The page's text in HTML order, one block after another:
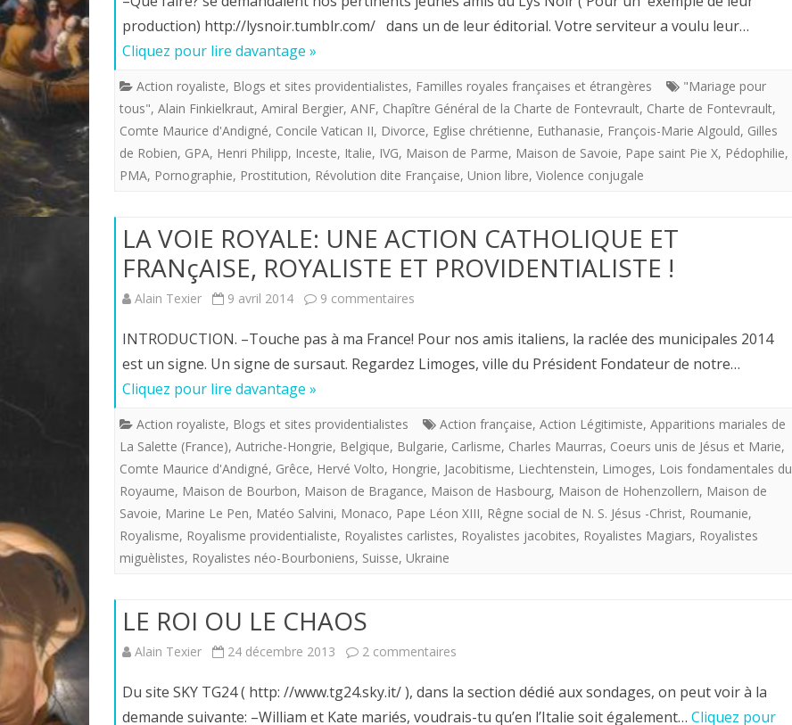
de
du
roi
Humbert
Volto.
France
debout.
production) http://lysnoir.tumblr.com/ dans un de leur éditorial. Votre serviteur a voulu leur…
Cliquez pour lire davantage »
Action royaliste, Blogs et sites providentialistes, Familles royales françaises et étrangères
"Mariage pour
tous", Alain Finkielkraut, Amiral Bergier, ANF, Chapître Général de la Charte de Fontevrault, Charte de Fontevrault,
Comte Maurice d'Andigné, Concile Vatican II, Divorce, Eglise chrétienne, Euthanasie, François-Marie Algould, Gilles
de Robien, GPA, Henri Philipp, Inceste, Italie, IVG, Maison de Parme, Maison de Savoie, Pape saint Pie X, Pédophilie,
PMA, Pornographie, Prostitution, Révolution dite Française, Union libre, Violence conjugale
LA VOIE ROYALE: UNE ACTION CATHOLIQUE ET
FRANçAISE, ROYALISTE ET PROVIDENTIALISTE !
Alain Texier 9 avril 2014 9 commentaires
VOIE
UNE
ACTION
CATHOLIQUE
ET
FRANçAISE,
INTRODUCTION. –Touche pas à ma France! Pour nos amis italiens, la raclée des municipales 2014
est un signe. Un signe de sursaut. Regardez Limoges, ville du Président Fondateur de notre…
Cliquez pour lire davantage »
Action royaliste, Blogs et sites providentialistes Action française, Action Légitimiste, Apparitions mariales de
La Salette (France), Autriche-Hongrie, Belgique, Bulgarie, Carlisme, Charles Maurras, Coeurs unis de Jésus et Marie,
Comte Maurice d'Andigné, Grêce, Hervé Volto, Hongrie, Jacobitisme, Liechtenstein, Limoges, Lois fondamentales du
Royaume, Maison de Bourbon, Maison de Bragance, Maison de Hasbourg, Maison de Hohenzollern, Maison de
Savoie, Marine Le Pen, Matéo Salvini, Monaco, Pape Léon XIII, Rêgne social de N. S. Jésus -Christ, Roumanie,
Royalisme, Royalisme providentialiste, Royalistes carlistes, Royalistes jacobites, Royalistes Magiars, Royalistes
miguèlistes, Royalistes néo-Bourboniens, Suisse, Ukraine
LE ROI OU LE CHAOS
Alain Texier 24 décembre 2013 2 commentaires
ROI
Du site SKY TG24 ( http: //www.tg24.sky.it/ ), dans la section dédié aux sondages, on peut voir à la
demande suivante: –William et Kate mariés, voudrais-tu qu’en l’Italie soit également… Cliquez pour